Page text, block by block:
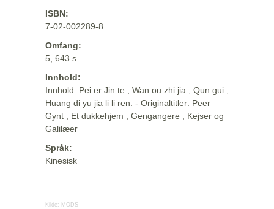
ISBN:
7-02-002289-8
Omfang:
5, 643 s.
Innhold:
Innhold: Pei er Jin te ; Wan ou zhi jia ; Qun gui ;
Huang di yu jia li li ren. - Originaltitler: Peer
Gynt ; Et dukkehjem ; Gengangere ; Kejser og
Galilæer
Språk:
Kinesisk
Kilde: MODS